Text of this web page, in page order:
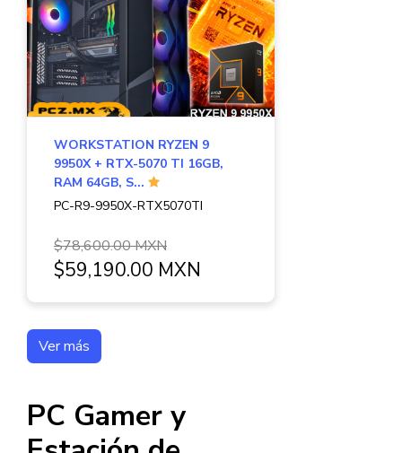
WORKSTATION RYZEN 9
9950X + RTX-5070 TI 16GB,
RAM 64GB, S...
PC-R9-9950X-RTX5070TI
$78,600.00 MXN
$59,190.00 MXN
Ver más
PC Gamer y